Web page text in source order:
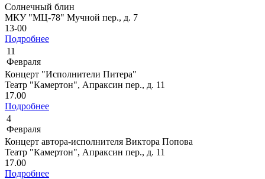
Солнечный блин
МКУ "МЦ-78" Мучной пер., д. 7
13-00
Подробнее
11
Февраля
Концерт "Исполнители Питера"
Театр "Камертон", Апраксин пер., д. 11
17.00
Подробнее
4
Февраля
Концерт автора-исполнителя Виктора Попова
Театр "Камертон", Апраксин пер., д. 11
17.00
Подробнее